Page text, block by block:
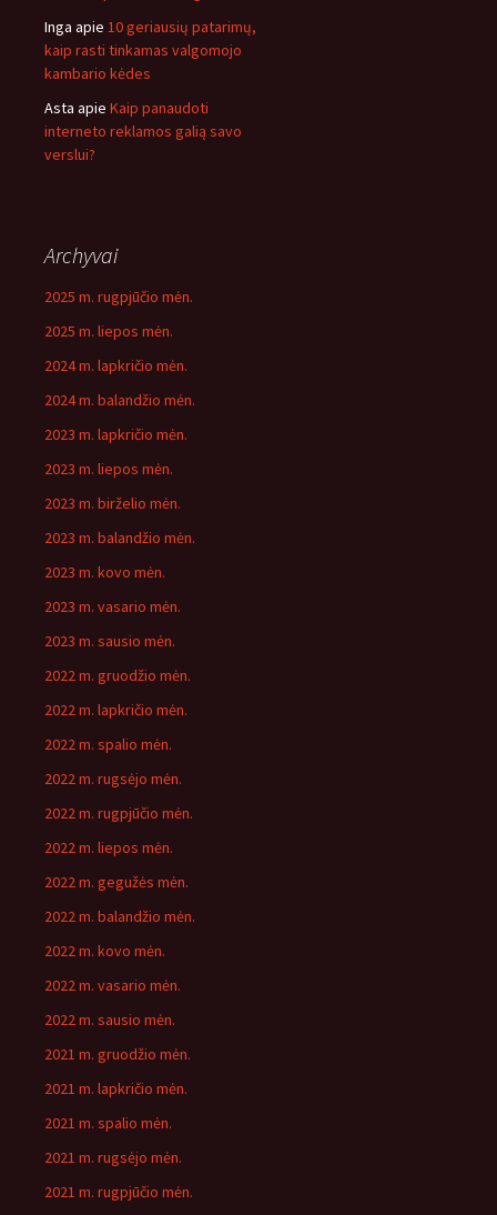
Inga apie 10 geriausių patarimų,
kaip rasti tinkamas valgomojo
kambario kėdes
Asta apie Kaip panaudoti
interneto reklamos galią savo
verslui?
Archyvai
2025 m. rugpjūčio mėn.
2025 m. liepos mėn.
2024 m. lapkričio mėn.
2024 m. balandžio mėn.
2023 m. lapkričio mėn.
2023 m. liepos mėn.
2023 m. birželio mėn.
2023 m. balandžio mėn.
2023 m. kovo mėn.
2023 m. vasario mėn.
2023 m. sausio mėn.
2022 m. gruodžio mėn.
2022 m. lapkričio mėn.
2022 m. spalio mėn.
2022 m. rugsėjo mėn.
2022 m. rugpjūčio mėn.
2022 m. liepos mėn.
2022 m. gegužės mėn.
2022 m. balandžio mėn.
2022 m. kovo mėn.
2022 m. vasario mėn.
2022 m. sausio mėn.
2021 m. gruodžio mėn.
2021 m. lapkričio mėn.
2021 m. spalio mėn.
2021 m. rugsėjo mėn.
2021 m. rugpjūčio mėn.